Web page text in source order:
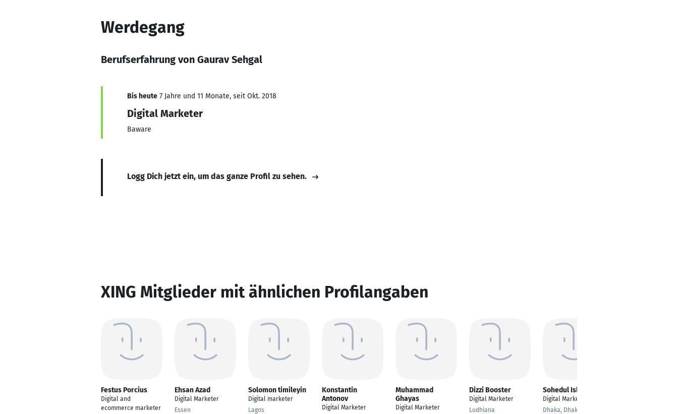
Werdegang
Berufserfahrung von Gaurav Sehgal
Bis heute 7 Jahre und 11 Monate, seit Okt. 2018
Digital Marketer
Baware
Logg Dich jetzt ein, um das ganze Profil zu sehen.
XING Mitglieder mit ähnlichen Profilangaben
Festus Porcius
Digital and
ecommerce marketer
Ehsan Azad
Digital Marketer
Essen
Solomon timileyin
Digital marketer
Lagos
Konstantin
Antonov
Digital Marketer
Muhammad
Ghayas
Digital Marketer
Dizzi Booster
Digital Marketer
Ludhiana
Sohedul Islam
Digital Marketer
Dhaka, Dhaka,